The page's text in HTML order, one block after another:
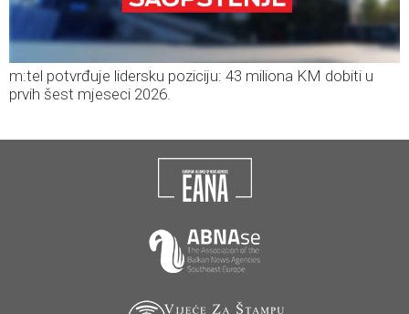
m:tel potvrđuje lidersku poziciju: 43 miliona KM dobiti u
prvih šest mjeseci 2026.